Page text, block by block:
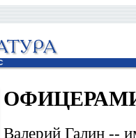
Валерий Галин --